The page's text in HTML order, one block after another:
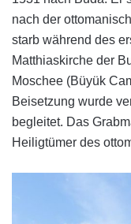
nach der
starb während des
Matthiaskirche der
Moschee (Büyük
Beisetzung wurde
begleitet. Das
Heiligtümer des